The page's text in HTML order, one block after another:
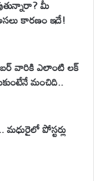
మీ
కారణం ఇదే!
వారికి ఎలాంటి లక్
మంచిది..
పోస్టర్లు